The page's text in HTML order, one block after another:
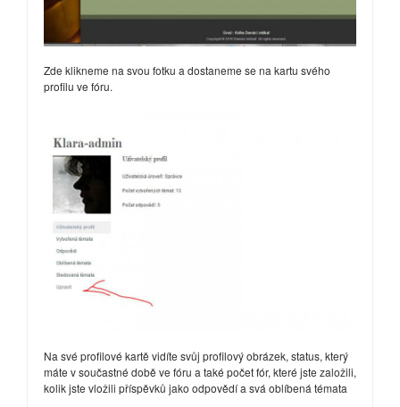
Zde klikneme na svou fotku a dostaneme se na kartu svého
profilu ve fóru.
Na své profilové kartě vidíte svůj profilový obrázek, status, který
máte v součastné době ve fóru a také počet fór, které jste založili,
kolik jste vložili příspěvků jako odpovědí a svá oblíbená témata